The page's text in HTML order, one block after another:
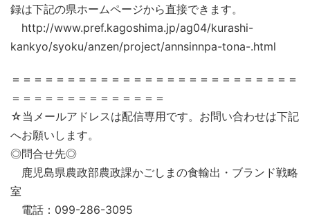
録は下記の県ホームページから直接できます。
http://www.pref.kagoshima.jp/ag04/kurashi-
kankyo/syoku/anzen/project/annsinnpa-tona-.html
＝＝＝＝＝＝＝＝＝＝＝＝＝＝＝＝＝＝＝＝＝＝＝＝＝＝
＝＝＝＝＝＝＝＝＝＝＝＝＝＝
☆当メールアドレスは配信専用です。お問い合わせは下記
へお願いします。
◎問合せ先◎
鹿児島県農政部農政課かごしまの食輸出・ブランド戦略
室
電話：099-286-3095